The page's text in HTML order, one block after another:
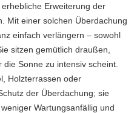
Erweiterung der
Mit einer solchen Überdachung
einfach verlängern – sowohl
sitzen gemütlich draußen,
Sonne zu intensiv scheint.
Holzterrassen oder
der Überdachung; sie
Wartungsanfällig und